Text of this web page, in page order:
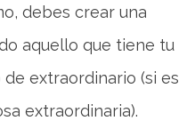
debes crear una
aquello que tiene tu
extraordinario (si es
extraordinaria).